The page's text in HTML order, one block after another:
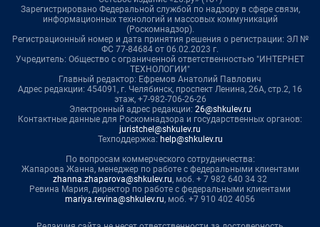
Зарегистрировано Федеральной службой по надзору в сфере связи,
информационных технологий и массовых коммуникаций
(Роскомнадзор).
Регистрационный номер и дата принятия решения о регистрации: ЭЛ №
ФС 77-84684 от 06.02.2023 г.
Учредитель: Общество с ограниченной ответственностью "ИНТЕРНЕТ
ТЕХНОЛОГИИ"
Главный редактор: Ефремов Анатолий Павлович
Адрес редакции: 454091, г. Челябинск, проспект Ленина, 26А, стр.2, 16
этаж, +7-982-706-26-26
Электронный адрес редакции: 26@shkulev.ru
Контактные данные для Роскомнадзора и государственных органов:
juristchel@shkulev.ru
Техподдержка: help@shkulev.ru
По вопросам коммерческого сотрудничества:
Жапарова Жанна, менеджер по работе с федеральными клиентами
zhanna.zhaparova@shkulev.ru, моб. + 7 982 640 34 32
Ревина Мария, директор по работе с федеральными клиентами
mariya.revina@shkulev.ru, моб. +7 910 402 4056